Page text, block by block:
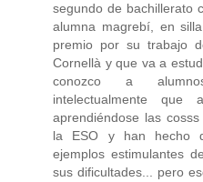
segundo de bachillerato
alumna magrebí, en
premio por su trabajo
Cornellà y que va a
conozco a
intelectualmente
aprendiéndose las
la ESO y han hecho
ejemplos estimulantes
sus dificultades... pero